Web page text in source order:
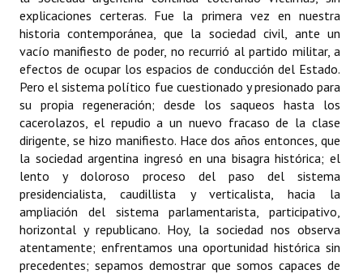
explicaciones certeras. Fue la primera vez en nuestra
historia contemporánea, que la sociedad civil, ante un
vacío manifiesto de poder, no recurrió al partido militar, a
efectos de ocupar los espacios de conducción del Estado.
Pero el sistema político fue cuestionado y presionado para
su propia regeneración; desde los saqueos hasta los
cacerolazos, el repudio a un nuevo fracaso de la clase
dirigente, se hizo manifiesto. Hace dos años entonces, que
la sociedad argentina ingresó en una bisagra histórica; el
lento y doloroso proceso del paso del sistema
presidencialista, caudillista y verticalista, hacia la
ampliación del sistema parlamentarista, participativo,
horizontal y republicano. Hoy, la sociedad nos observa
atentamente; enfrentamos una oportunidad histórica sin
precedentes; sepamos demostrar que somos capaces de